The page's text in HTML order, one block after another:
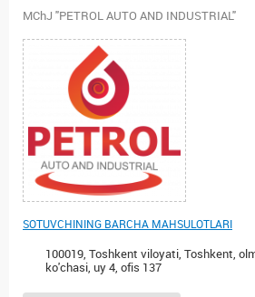
MChJ "PETROL AUTO AND INDUSTRIAL"
SOTUVCHINING BARCHA MAHSULOTLARI
100019, Toshkent viloyati, Toshkent,
ko'chasi, uy 4, ofis 137